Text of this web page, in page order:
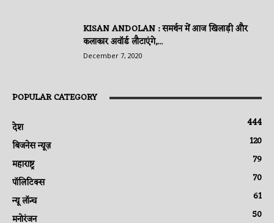
KISAN ANDOLAN : समर्थन में आज खिलाड़ी और
कलाकार अवॉर्ड लौटाएंगे,...
December 7, 2020
POPULAR CATEGORY
देश
444
बिजनेस न्यूज़
120
महाराष्ट्र
79
पॉलिटिक्स
70
न्यू लॉन्च
61
मनोरंजन
50